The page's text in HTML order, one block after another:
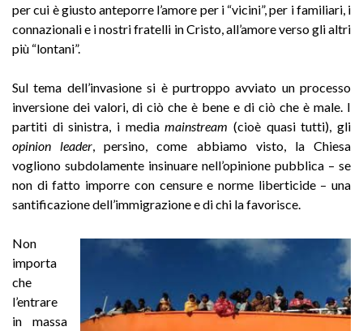
per cui è giusto anteporre l’amore per i “vicini”, per i familiari, i
connazionali e i nostri fratelli in Cristo, all’amore verso gli altri
più “lontani”.
Sul tema dell’invasione si è purtroppo avviato un processo
inversione dei valori, di ciò che è bene e di ciò che è male. I
partiti di sinistra, i mediamainstream (cioè quasi tutti), gli
opinion leader , persino, come abbiamo visto, la Chiesa
vogliono subdolamente insinuare nell’opinione pubblica – se
non di fatto imporre con censure e norme liberticide – una
santificazione dell’immigrazione e di chi la favorisce.
Non
importa
che
l’entrare
in massa